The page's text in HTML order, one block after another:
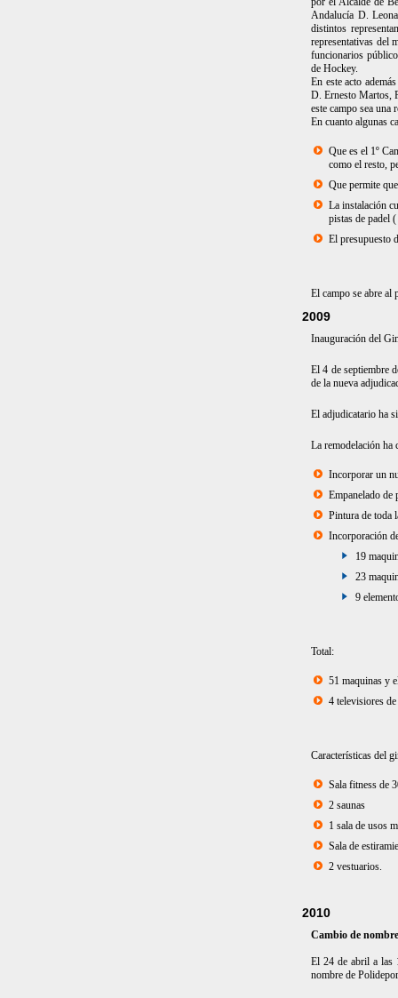
Andalucía D.
distintos
representativas del
funcionarios
de Hockey.
En este acto
D. Ernesto Martos,
este campo sea una
En cuanto algunas
Que es el 1º
como el resto,
Que permite
La instalación
pistas de padel
El presupuesto
El campo se abre al
2009
Inauguración del
El 4 de septiembre
de la nueva
El adjudicatario ha
La remodelación ha
Incorporar un
Empanelado de
Pintura de toda
Incorporación
19
23
9
Total:
51 maquinas y
4 televisiores
Características del
Sala fitness de
2 saunas
1 sala de usos
Sala de
2 vestuarios.
2010
Cambio de
El 24 de abril a las
nombre de